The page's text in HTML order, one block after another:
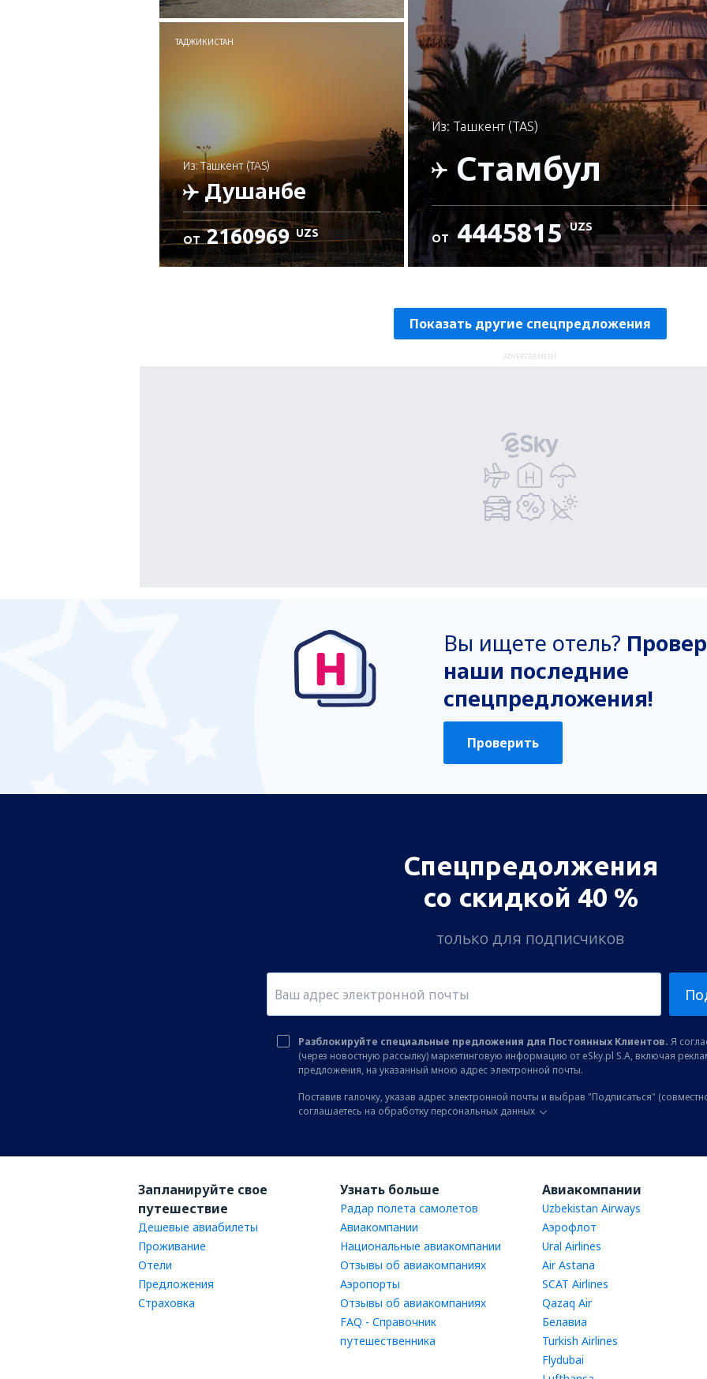
Проверьте подробности
из: Ташкент (TAS)
Стамбул
ОТ 4445815 UZS
ТАДЖИКИСТАН
из: Ташкент (TAS)
Душанбе
ОТ 2160969 UZS
Показать другие спецпредложения
ADVERTISEMENT
Вы ищете отель?
наши последние
спецпредложения!
Проверить
Спецпредолжения
со скидкой 40 %
только для подписчиков
Разблокируйте специальные предложения для Постоянных Клиентов. Я
(через новостную рассылку) маркетинговую информацию от eSky.pl S.A, включая
предложения, на указанный мною адрес электронной почты.
Поставив галочку, указав адрес электронной почты и выбрав "Подписаться"
соглашаетесь на обработку персональных данных
Запланируйте свое
путешествие
Дешевые авиабилеты
Проживание
Отели
Предложения
Страховка
Узнать больше
Радар полета самолетов
Авиакомпании
Национальные авиакомпании
Отзывы об авиакомпаниях
Аэропорты
Отзывы об авиакомпаниях
FAQ - Справочник
путешественника
Авиакомпании
Uzbekistan Airways
Аэрофлот
Ural Airlines
Air Astana
SCAT Airlines
Qazaq Air
Белавиа
Turkish Airlines
Flydubai